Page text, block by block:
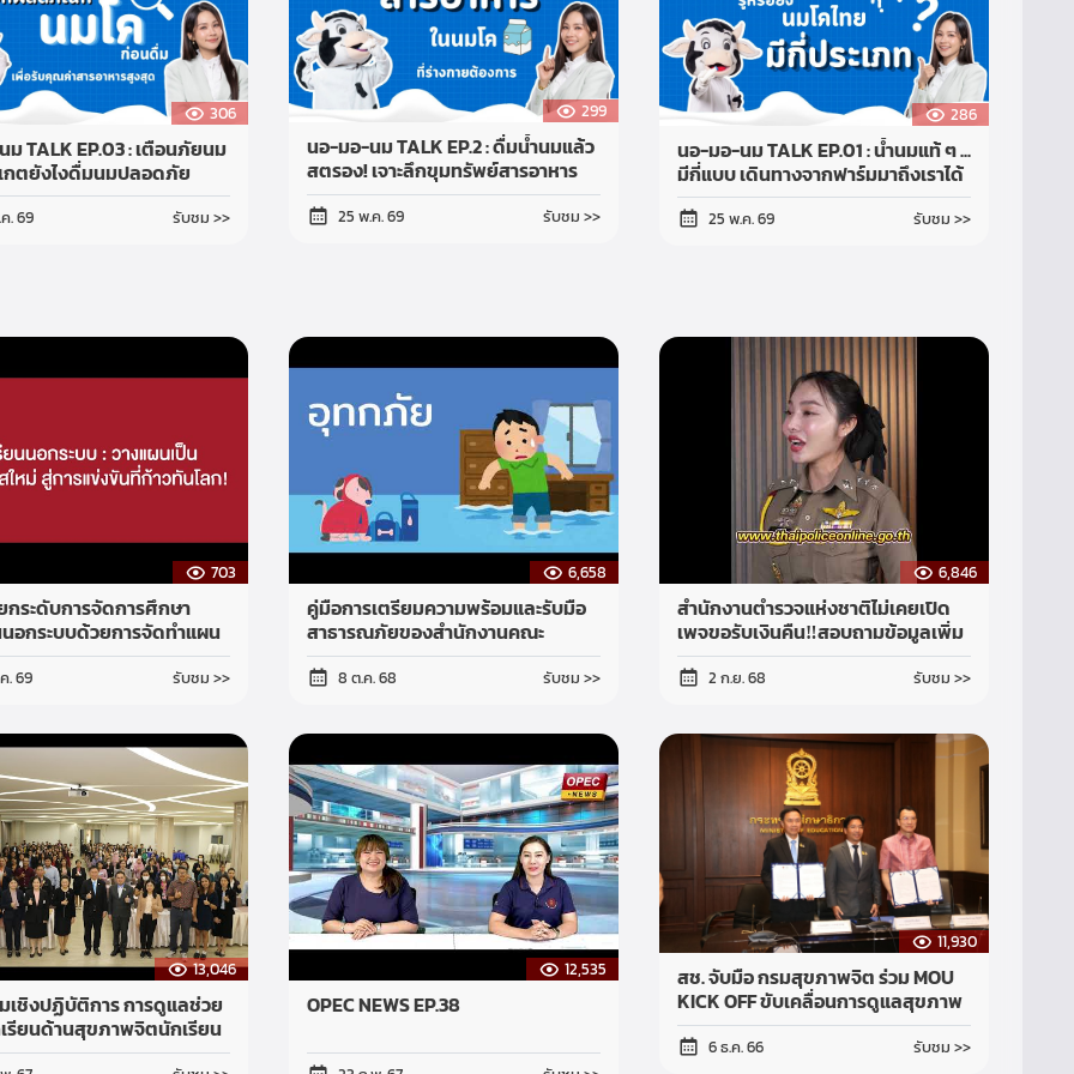
306
TALK EP.03 : เตือนภัยนม
กตยังไงดื่มนมปลอดภัย
. 69 รับชม >>
299
นอ-มอ-นม TALK EP.2 : ดื่มน้ำนมแล้ว
สตรอง! เจาะลึกขุมทรัพย์สารอาหาร
25 พ.ค. 69 รับชม >>
286
นอ-มอ-นม TALK EP.01 : น้ำนมแท้ ๆ ...
มีกี่แบบ เดินทางจากฟาร์มมาถึงเราได้
ยังไง?
25 พ.ค. 69 รับชม >>
703
ระดับการจัดการศึกษา
นอกระบบด้วยการจัดทำแผน
. 69 รับชม >>
6,658
คู่มือการเตรียมความพร้อมและรับมือ
สาธารณภัยของสำนักงานคณะ
กรรมการส่งเสริมการศึกษาเอกชน
8 ต.ค. 68 รับชม >>
6,846
สำนักงานตำรวจแห่งชาติไม่เคยเปิด
เพจขอรับเงินคืน‼️สอบถามข้อมูลเพิ่ม
เติมติดต่อศูนย์ AOC โทร 1441
2 ก.ย. 68 รับชม >>
13,046
เชิงปฏิบัติการ การดูแลช่วย
รียนด้านสุขภาพจิตนักเรียน
อกชน
12,535
OPEC NEWS EP.38
11,930
สช. จับมือ กรมสุขภาพจิต ร่วม MOU
KICK OFF ขับเคลื่อนการดูแลสุขภาพ
จิตนักเรียนโรงเรียนเอกชน
6 ธ.ค. 66 รับชม >>